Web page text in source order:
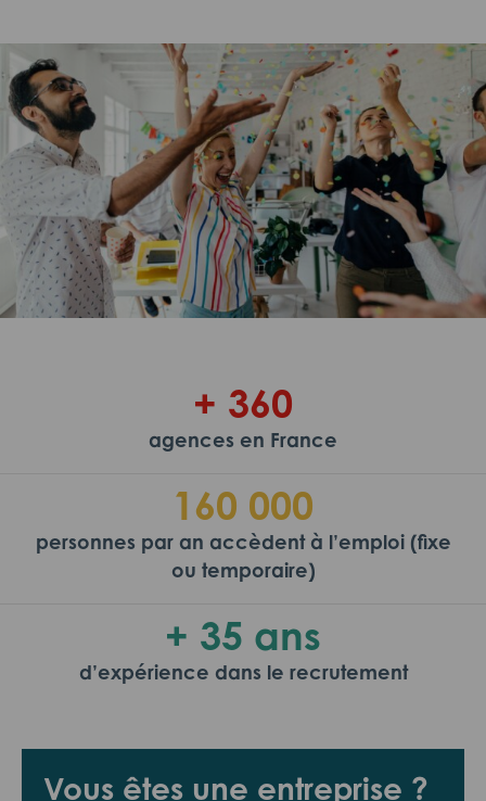
Vous êtes une entreprise ?
+ 360
agences en France
160 000
personnes par an accèdent à l’emploi (fixe
ou temporaire)
+ 35 ans
d’expérience dans le recrutement